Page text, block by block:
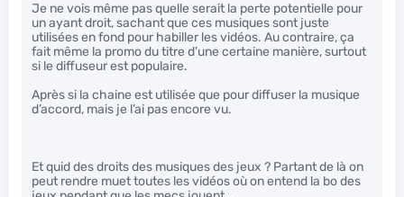
Je ne vois même pas quelle serait la perte potentielle pour
un ayant droit, sachant que ces musiques sont juste
utilisées en fond pour habiller les vidéos. Au contraire, ça
fait même la promo du titre d’une certaine manière, surtout
si le diffuseur est populaire.
Après si la chaine est utilisée que pour diffuser la musique
d’accord, mais je l’ai pas encore vu.
Et quid des droits des musiques des jeux ? Partant de là on
peut rendre muet toutes les vidéos où on entend la bo des